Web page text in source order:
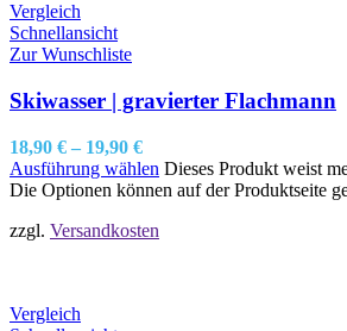
Vergleich
Schnellansicht
Zur Wunschliste
Skiwasser | gravierter Flachmann
18,90 € – 19,90 €
Ausführung wählen Dieses Produkt weist
Die Optionen können auf der Produktseite
zzgl. Versandkosten
Vergleich